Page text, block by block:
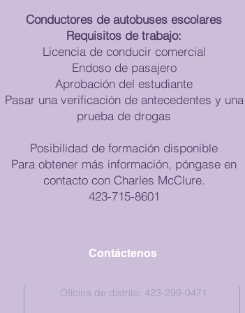
Conductores de autobuses escolares
Requisitos de trabajo:
Licencia de conducir comercial
Endoso de pasajero
Aprobación del estudiante
Pasar una verificación de antecedentes y una
prueba de drogas
Posibilidad de formación disponible
Para obtener más información, póngase en
contacto con Charles McClure.
423-715-8601
Contáctenos
Oficina de distrito: 423-299-0471